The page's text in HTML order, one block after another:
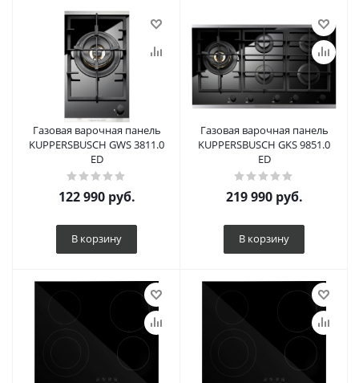
Газовая варочная панель
KUPPERSBUSCH GWS 3811.0
ED
122 990руб.
В корзину
Газовая варочная панель
KUPPERSBUSCH GKS 9851.0
ED
219 990руб.
В корзину